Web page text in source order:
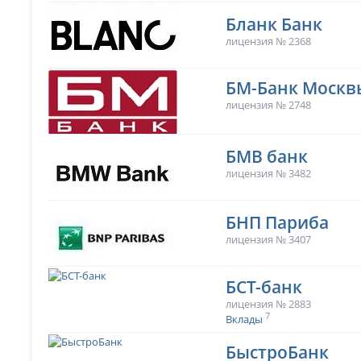
Бланк Банк
лицензия № 2368
БМ-Банк
лицензия № 2748
БМВ банк
лицензия № 3482
БНП Париба
лицензия № 3407
БСТ-банк
лицензия № 2883
Вклады 7
БыстроБанк